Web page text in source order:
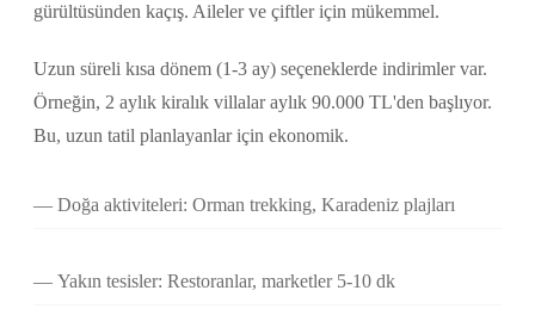
gürültüsünden kaçış. Aileler ve çiftler için mükemmel.
Uzun süreli kısa dönem (1-3 ay) seçeneklerde indirimler var.
Örneğin, 2 aylık kiralık villalar aylık 90.000 TL'den başlıyor.
Bu, uzun tatil planlayanlar için ekonomik.
Doğa aktiviteleri: Orman trekking, Karadeniz plajları
Yakın tesisler: Restoranlar, marketler 5-10 dk